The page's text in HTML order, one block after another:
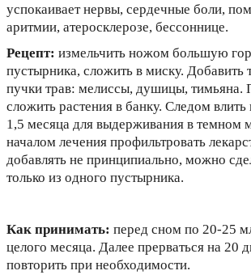
успокаивает нервы, сердечные боли,
аритмии, атеросклерозе, бессоннице.
Рецепт: измельчить ножом большую
пустырника, сложить в миску. Добавить
пучки трав: мелиссы, душицы, тимьяна.
сложить растения в банку. Следом влить
1,5 месяца для выдерживания в темном
началом лечения профильтровать
добавлять не принципиально, можно
только из одного пустырника.
Как принимать: перед сном по 20-25
целого месяца. Далее прерваться на 20
повторить при необходимости.